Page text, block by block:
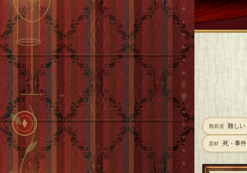
難易度 難しい
題材 死・事件